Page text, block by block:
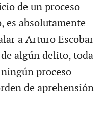
de un proceso
es absolutamente
a Arturo Escobar
algún delito, toda
proceso
de aprehensión